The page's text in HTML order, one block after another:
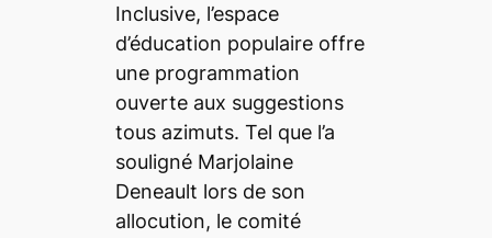
Inclusive, l’espace
d’éducation populaire offre
une programmation
ouverte aux suggestions
tous azimuts. Tel que l’a
souligné Marjolaine
Deneault lors de son
allocution, le comité